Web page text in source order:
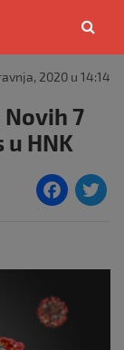
2020 u 14:14
7
HNK
F
e
b